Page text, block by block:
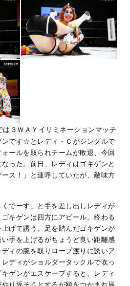
は３ＷＡＹイリミネーションマッチ
ンです☆とレディ・Ｃがシングルで
ールを取られチームが敗退、今回
った。前日、レディはゴキゲンと
ス！」と連呼していたが、敵味方
でーす」と手を差し出しレディが
キゲンは四方にアピール。終わる
げて誘う。足を踏んだゴキゲンが
手を上げるがちょうど良い距離感
ィの腕を取りロープ渡りに誘いア
ディがショルダータックルで吹っ
ゲンがエスケープすると、レディ